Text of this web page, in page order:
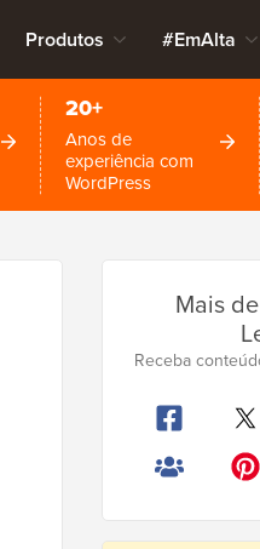
Produtos #EmAlta
20+
Anos de
experiência com
WordPress
Lateral
Principal
Mais de
Receba